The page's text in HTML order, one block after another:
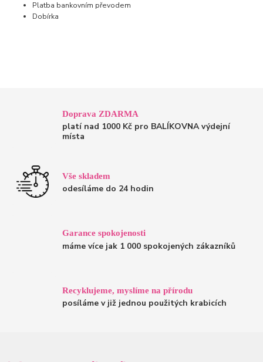
Platba bankovním převodem
Dobírka
Doprava ZDARMA
platí nad 1000 Kč pro BALÍKOVNA výdejní
místa
Vše skladem
odesíláme do 24 hodin
Garance spokojenosti
máme více jak 1 000 spokojených zákazníků
Recyklujeme, myslíme na přírodu
posíláme v již jednou použitých krabicích